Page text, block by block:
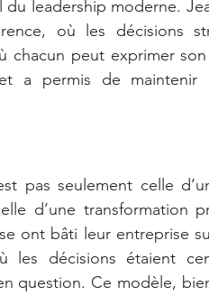
leadership moderne.
où les décisions
chacun peut exprimer
a permis de maintenir
pas seulement celle
d’une transformation
ont bâti leur entreprise
les décisions étaient
question. Ce modèle,